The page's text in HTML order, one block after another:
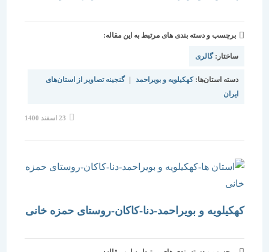
برچسب و دسته بندی های مرتبط به این مقاله:
ساختار:گالری
دسته استان‌ها:کهکیلویه و بویراحمد | گنجینه تصاویر از استان‌های
کهکیلویه و بویراحمد-دنا-کاکان-روستای حمزه خانی